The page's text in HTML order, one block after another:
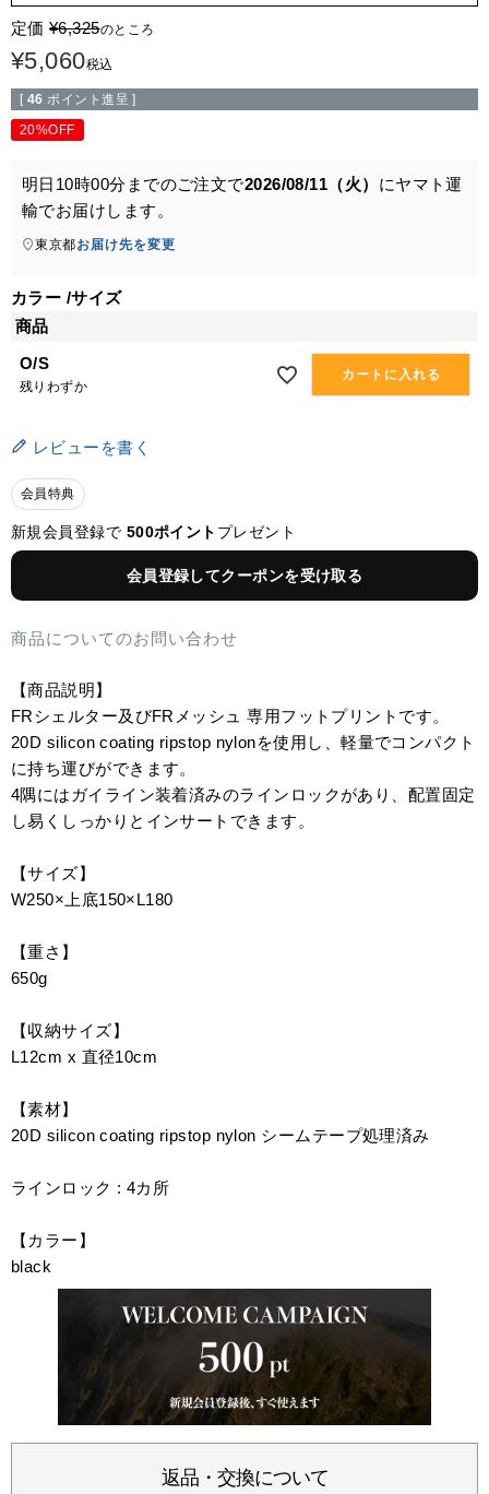
定価 ¥6,325のところ
¥5,060税込
[ 46 ポイント進呈 ]
20%OFF
明日 10時00分 までのご注文で2026/08/11（火） にヤマト運
輸でお届けします。
東京都お届け先を変更
カラー サイズ
商品
O/S
残りわずか
カートに入れる
レビューを書く
会員特典
新規会員登録で 500ポイント プレゼント
会員登録してクーポンを受け取る
商品についてのお問い合わせ
【商品説明】
FRシェルター及びFRメッシュ 専用フットプリントです。
20D silicon coating ripstop nylonを使用し、軽量でコンパクト
に持ち運びができます。
4隅にはガイライン装着済みのラインロックがあり、配置固定
し易くしっかりとインサートできます。
【サイズ】
W250×上底150×L180
【重さ】
650g
【収納サイズ】
L12cm x 直径10cm
【​素材】
20D silicon coating ripstop nylon シームテープ処理済み
ラインロック : 4カ所
【カラー】
black
返品・交換について